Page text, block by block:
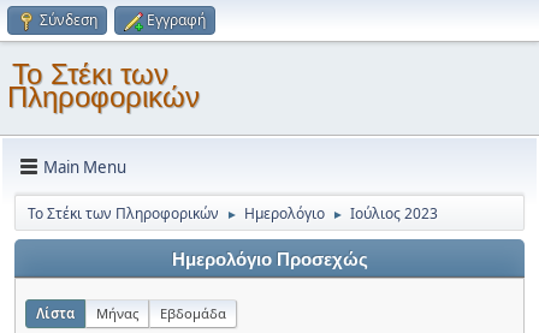
Σύνδεση Εγγραφή
Το Στέκι των
Πληροφορικών
Main Menu
Το Στέκι των Πληροφορικών ► Ημερολόγιο ► Ιούλιος 2023
Ημερολόγιο Προσεχώς
Λίστα Μήνας Εβδομάδα